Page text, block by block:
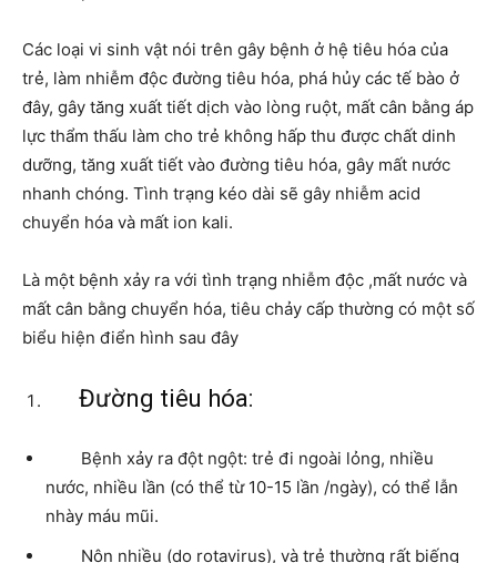
Các loại vi sinh vật nói trên gây bệnh ở hệ tiêu hóa của
trẻ, làm nhiễm độc đường tiêu hóa, phá hủy các tế bào ở
đây, gây tăng xuất tiết dịch vào lòng ruột, mất cân bằng áp
lực thẩm thấu làm cho trẻ không hấp thu được chất dinh
dưỡng, tăng xuất tiết vào đường tiêu hóa, gây mất nước
nhanh chóng. Tình trạng kéo dài sẽ gây nhiễm acid
chuyển hóa và mất ion kali.
Là một bệnh xảy ra với tình trạng nhiễm độc ,mất nước và
mất cân bằng chuyển hóa, tiêu chảy cấp thường có một số
biểu hiện điển hình sau đây
Đường tiêu hóa:
Bệnh xảy ra đột ngột: trẻ đi ngoài lỏng, nhiều
nước, nhiều lần (có thể từ 10-15 lần /ngày), có thể lẫn
nhày máu mũi.
Nôn nhiều (do rotavirus), và trẻ thường rất biếng